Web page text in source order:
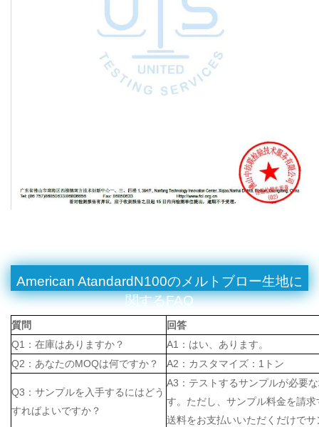
American AtandardN100のメルトブロー生地に
関するFAQ
質問
回答
Q1：在庫はありますか？
A1：はい、あります。
Q2：あなたのMOQは何ですか？
A2：カスタマイズ：1トン
Q3：サンプルを入手するにはどう
すればよいですか？
A3：テストするサンプルが必要
す。ただし、サンプル料金を請
送料をお支払いいただくだけで